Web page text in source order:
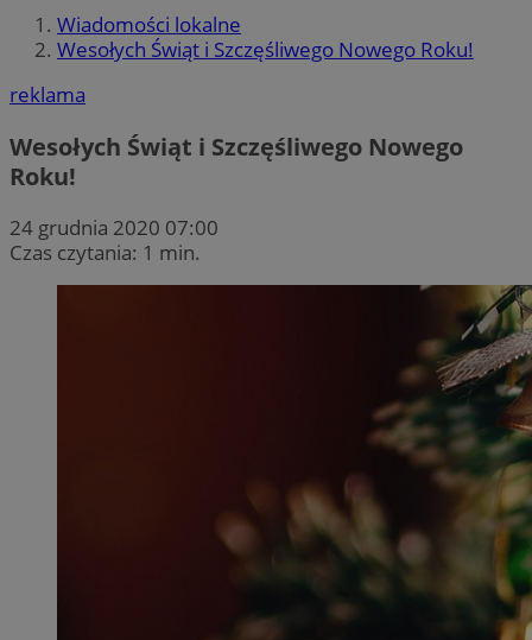
Wiadomości lokalne
Wesołych Świąt i Szczęśliwego Nowego Roku!
reklama
Wesołych Świąt i Szczęśliwego Nowego
Roku!
24 grudnia 2020 07:00
Czas czytania: 1 min.